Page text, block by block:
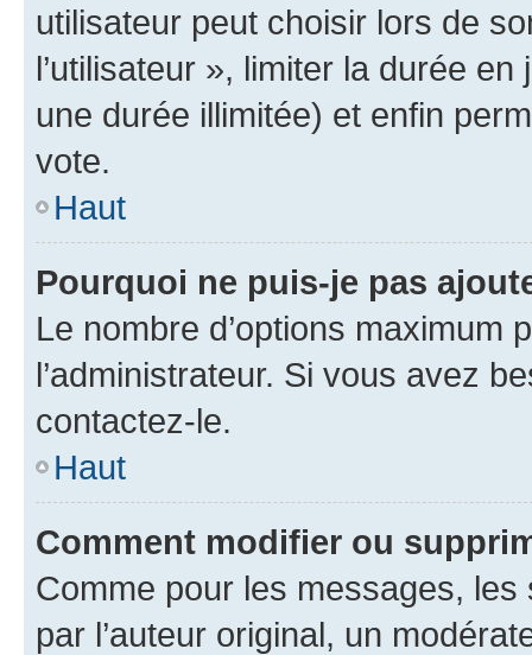
utilisateur peut choisir lors de
l’utilisateur », limiter la durée
une durée illimitée) et enfin
vote.
Haut
Pourquoi ne puis-je pas
Le nombre d’options maximum
l’administrateur. Si vous avez
contactez-le.
Haut
Comment modifier ou
Comme pour les messages,
par l’auteur original, un